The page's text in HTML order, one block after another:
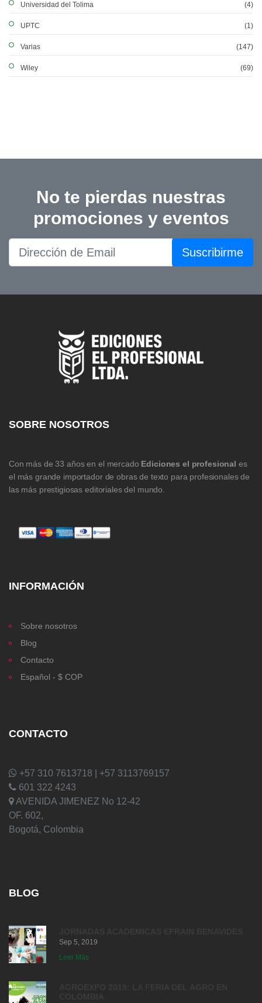
Universidad del Tolima (4)
UPTC (1)
Varias (147)
Wiley (69)
No te pierdas nuestras
promociones y eventos
Suscribirme
SOBRE NOSOTROS
Con más de 33 años en el mercado Ediciones el profesional es
el más grande importador de obras de texto para profesionales de
las más prestigiosas editoriales del mundo.
INFORMACIÓN
Sobre nosotros
Blog
Contacto
Español - $ COP
CONTACTO
+57 310 7613718 | +57 3113769157
601 322 4243
AVENIDA JIMENEZ No 12-42
OF. 602,
Bogotá, Colombia
BLOG
Sep 5, 2019
Leer Más